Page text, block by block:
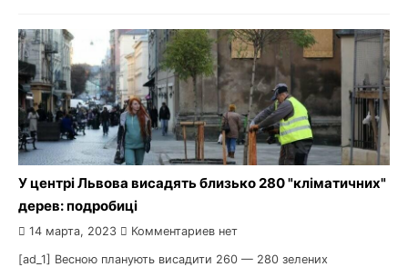
У центрі Львова висадять близько 280 "кліматичних"
дерев: подробиці
14 марта, 2023 Комментариев нет
[ad_1] Весною планують висадити 260 — 280 зелених